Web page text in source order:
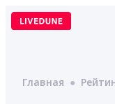
Перейти
Главная ●